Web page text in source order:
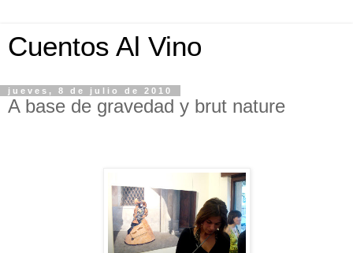
Cuentos Al Vino
jueves, 8 de julio de 2010
A base de gravedad y brut nature